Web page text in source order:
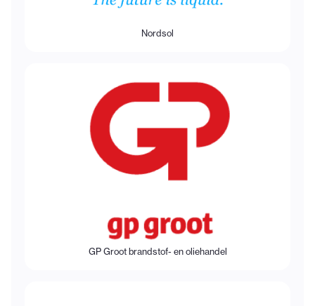
Nordsol
GP Groot brandstof- en oliehandel